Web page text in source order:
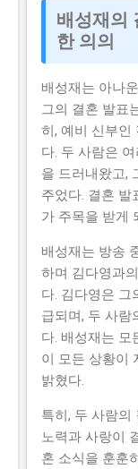
농식품 중소기업
입니다. 매년 약
기업은 최대 5천
적 차이점) 이
위한 지원사업과
배성재의
한 의의
배성재는 아나
그의 결혼 발표
히, 예비 신부인
다. 두 사람은
을 드러내왔고,
주었다. 결혼 발
가 주목을 받게
배성재는 방송
하며 김다영과
다. 김다영은 그
급되며, 두 사람
다. 배성재는 모
이 모든 상황이
밝혔다.
특히, 두 사람의
노력과 사랑이
혼 소식을 훈훈